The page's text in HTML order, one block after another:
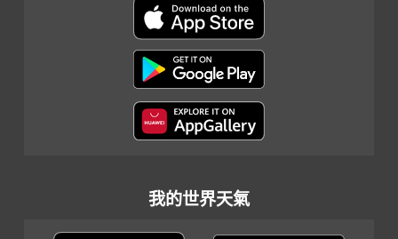
我的世界天氣